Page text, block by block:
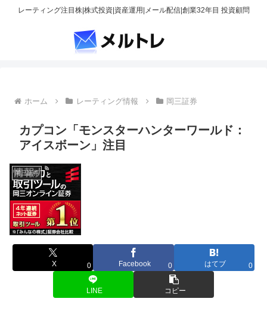
レーティング注目株|株式投資|資産運用|メール配信|創業32年目 投資顧問
ホーム レーティング情報 岡三証券
カプコン「モンスターハンターワールド：
アイスボーン」注目
岡三証券
X 0 Facebook 0 はてブ 0
LINE コピー